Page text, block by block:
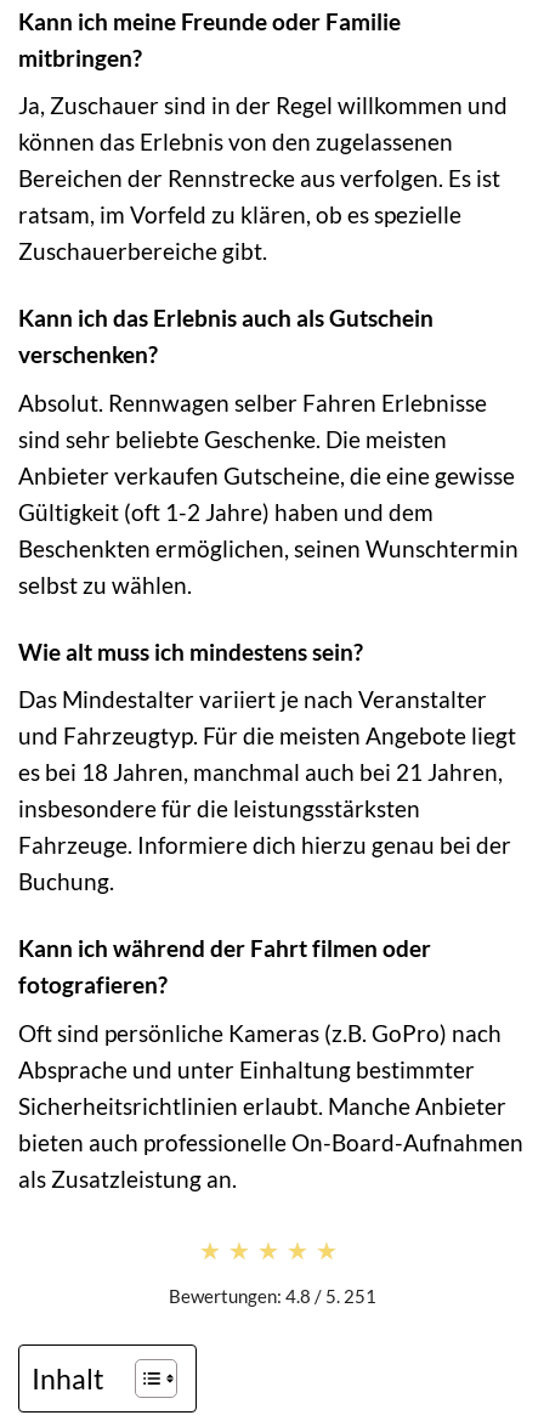
Kann ich meine Freunde oder Familie
mitbringen?
Ja, Zuschauer sind in der Regel willkommen und
können das Erlebnis von den zugelassenen
Bereichen der Rennstrecke aus verfolgen. Es ist
ratsam, im Vorfeld zu klären, ob es spezielle
Zuschauerbereiche gibt.
Kann ich das Erlebnis auch als Gutschein
verschenken?
Absolut. Rennwagen selber Fahren Erlebnisse
sind sehr beliebte Geschenke. Die meisten
Anbieter verkaufen Gutscheine, die eine gewisse
Gültigkeit (oft 1-2 Jahre) haben und dem
Beschenkten ermöglichen, seinen Wunschtermin
selbst zu wählen.
Wie alt muss ich mindestens sein?
Das Mindestalter variiert je nach Veranstalter
und Fahrzeugtyp. Für die meisten Angebote liegt
es bei 18 Jahren, manchmal auch bei 21 Jahren,
insbesondere für die leistungsstärksten
Fahrzeuge. Informiere dich hierzu genau bei der
Buchung.
Kann ich während der Fahrt filmen oder
fotografieren?
Oft sind persönliche Kameras (z.B. GoPro) nach
Absprache und unter Einhaltung bestimmter
Sicherheitsrichtlinien erlaubt. Manche Anbieter
bieten auch professionelle On-Board-Aufnahmen
als Zusatzleistung an.
★★★★★
★★★★★
Bewertungen: 4.8 / 5. 251
Inhalt